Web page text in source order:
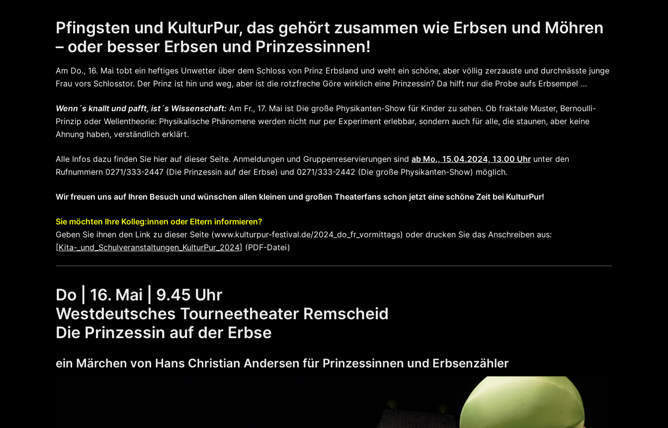
Pfingsten und KulturPur, das gehört zusammen wie Erbsen und Möhren
– oder besser Erbsen und Prinzessinnen!
Am Do., 16. Mai tobt ein heftiges Unwetter über dem Schloss von Prinz Erbsland und weht ein schöne, aber völlig zerzauste und durchnässte junge
Frau vors Schlosstor. Der Prinz ist hin und weg, aber ist die rotzfreche Göre wirklich eine Prinzessin? Da hilft nur die Probe aufs Erbsempel …
Wenn´s knallt und pafft, ist´s Wissenschaft: Am Fr., 17. Mai ist Die große Physikanten-Show für Kinder zu sehen. Ob fraktale Muster, Bernoulli-
Prinzip oder Wellentheorie: Physikalische Phänomene werden nicht nur per Experiment erlebbar, sondern auch für alle, die staunen, aber keine
Ahnung haben, verständlich erklärt.
Alle Infos dazu finden Sie hier auf dieser Seite. Anmeldungen und Gruppenreservierungen sind ab Mo., 15.04.2024, 13.00 Uhr unter den
Rufnummern 0271/333-2447 (Die Prinzessin auf der Erbse) und 0271/333-2442 (Die große Physikanten-Show) möglich.
Wir freuen uns auf Ihren Besuch und wünschen allen kleinen und großen Theaterfans schon jetzt eine schöne Zeit bei KulturPur!
Sie möchten Ihre Kolleg:innen oder Eltern informieren?
Geben Sie ihnen den Link zu dieser Seite (www.kulturpur-festival.de/2024_do_fr_vormittags) oder drucken Sie das Anschreiben aus:
[Kita-_und_Schulveranstaltungen_KulturPur_2024] (PDF-Datei)
Do | 16. Mai | 9.45 Uhr
Westdeutsches Tourneetheater Remscheid
Die Prinzessin auf der Erbse
ein Märchen von Hans Christian Andersen für Prinzessinnen und Erbsenzähler